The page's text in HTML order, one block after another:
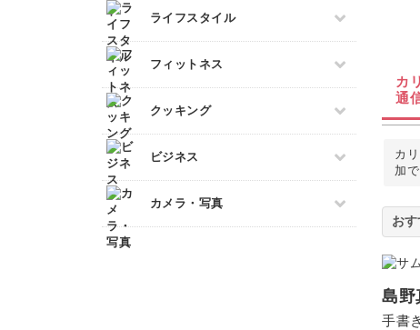
切り絵
ラッピング
折り紙
カルトナージュ
すべて
石鹸作り
羊毛フェルト
カービング
つまみ細工
水引
レザークラフト
消しゴムはんこ
クラフト
ライフスタイル
すべて
整理収納・片付け
多肉植物
占い
金継ぎ
フラワーアレンジメント
手帳・ノート
アロマ・ハーブ
フィットネス
すべて
フィットネス
ダンス
ピラティス
ヨガ
クッキング
すべて
アイシングクッキー
パン
洋菓子
ビジネス
すべて
マネー
ブランディング
カメラ・写真
すべて
カ
通
カ
加
島野
手書